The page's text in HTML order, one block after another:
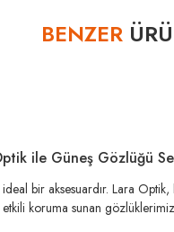
BENZER
ile Güneş Gözlüğü
bir aksesuardır. Lara Optik,
etkili koruma sunan